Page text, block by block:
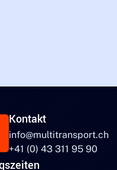
Kontakt
info@multitransport.ch
+41 (0) 43 311 95 90